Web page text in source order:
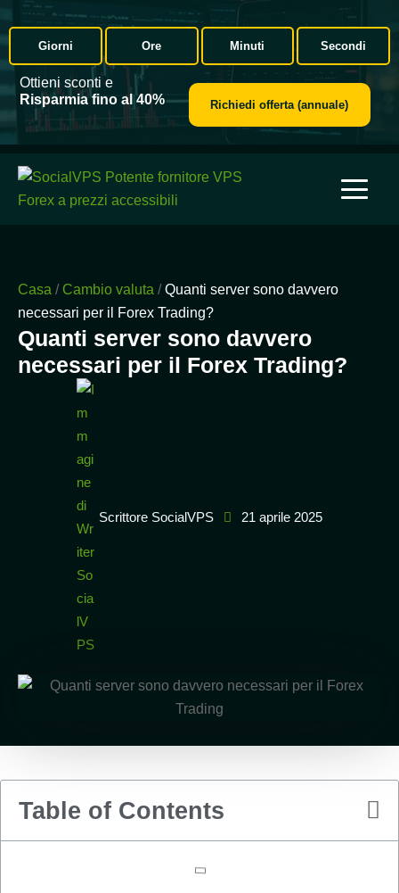
Giorni Ore Minuti Secondi
Ottieni sconti e
Risparmia fino al 40%
Richiedi offerta (annuale)
Casa / Cambio valuta /Quanti server sono davvero
necessari per il Forex Trading?
Quanti server sono davvero
necessari per il Forex Trading?
Scrittore SocialVPS 21 aprile 2025
Table of Contents